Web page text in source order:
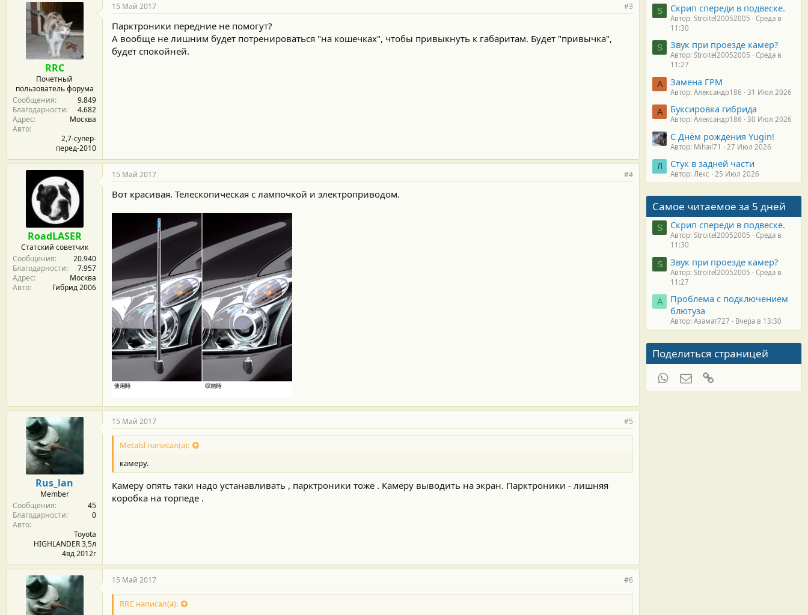
RRC
Почетный
пользователь форума
Сообщения
9.849
Благодарности
4.682
Адрес
Москва
Авто
2,7-супер-
перед-2010
15 Май 2017 #3
Парктроники передние не помогут?
А вообще не лишним будет потренироваться "на кошечках", чтобы привыкнуть к габаритам. Будет "привычка",
будет спокойней.
RoadLASER
Статский советчик
Сообщения
20.940
Благодарности
7.957
Адрес
Москва
Авто
Гибрид 2006
15 Май 2017 #4
Вот красивая. Телескопическая с лампочкой и электроприводом.
Rus_lan
Member
Сообщения
45
Благодарности
0
Авто
Toyota
HIGHLANDER 3,5л
4вд 2012г
15 Май 2017 #5
Metalsl написал(а):
камеру.
Камеру опять таки надо устанавливать , парктроники тоже . Камеру выводить на экран. Парктроники - лишняя
коробка на торпеде .
15 Май 2017 #6
RRC написал(а):
S Скрип спереди в подвеске.
Автор: Stroitel20052005
Среда в
11:30
S Звук при проезде камер?
Автор: Stroitel20052005
Среда в
11:27
А Замена ГРМ
Автор: Александр186 31 Июл 2026
А Буксировка гибрида
Автор: Александр186 30 Июл 2026
С Днём рождения Yugin!
Автор: Mihail71 27 Июл 2026
Л Стук в задней части
Автор: Лекс 25 Июл 2026
Самое читаемое за 5 дней
S Скрип спереди в подвеске.
Автор: Stroitel20052005
Среда в
11:30
S Звук при проезде камер?
Автор: Stroitel20052005
Среда в
11:27
А
Проблема с подключением
блютуза
Автор: Азамат727 Вчера в 13:30
Поделиться страницей
WhatsAppЭлектронная почта